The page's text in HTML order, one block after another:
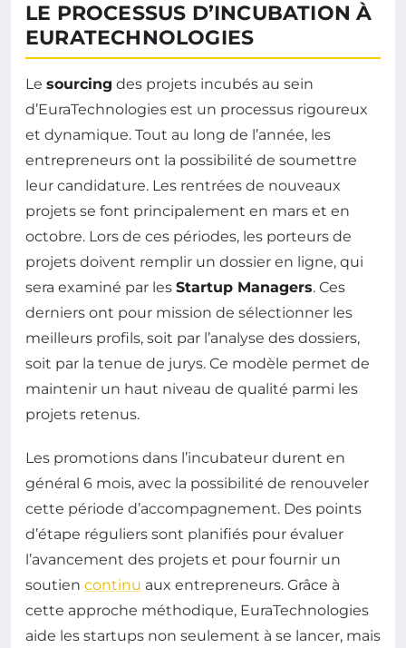
LE PROCESSUS D’INCUBATION À
EURATECHNOLOGIES
Le sourcing des projets incubés au sein
d’EuraTechnologies est un processus rigoureux
et dynamique. Tout au long de l’année, les
entrepreneurs ont la possibilité de soumettre
leur candidature. Les rentrées de nouveaux
projets se font principalement en mars et en
octobre. Lors de ces périodes, les porteurs de
projets doivent remplir un dossier en ligne, qui
sera examiné par les Startup Managers. Ces
derniers ont pour mission de sélectionner les
meilleurs profils, soit par l’analyse des dossiers,
soit par la tenue de jurys. Ce modèle permet de
maintenir un haut niveau de qualité parmi les
projets retenus.
Les promotions dans l’incubateur durent en
général 6 mois, avec la possibilité de renouveler
cette période d’accompagnement. Des points
d’étape réguliers sont planifiés pour évaluer
l’avancement des projets et pour fournir un
soutien continu aux entrepreneurs. Grâce à
cette approche méthodique, EuraTechnologies
aide les startups non seulement à se lancer, mais